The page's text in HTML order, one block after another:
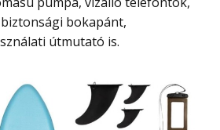
bokapánt,
útmutató is.